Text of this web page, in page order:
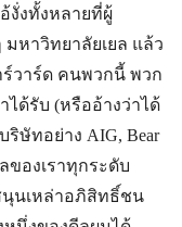
งั่งทั้งหลายที่ผู้
มหาวิทยาลัยเยล แล้ว
วาร์ด คนพวกนี้ พวก
ด้รับ (หรืออ้างว่าได้
ษัทอย่าง AIG, Bear
ลของเราทุกระดับ
นเหล่าอภิสิทธิ์ชน